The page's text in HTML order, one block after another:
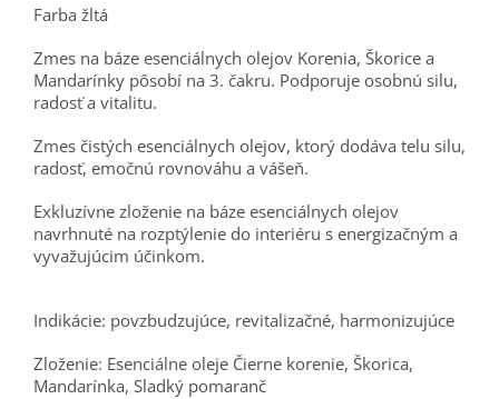
Farba žltá
Zmes na báze esenciálnych olejov Korenia, Škorice a
Mandarínky pôsobí na 3. čakru. Podporuje osobnú silu,
radosť a vitalitu.
Zmes čistých esenciálnych olejov, ktorý dodáva telu silu,
radosť, emočnú rovnováhu a vášeň.
Exkluzívne zloženie na báze esenciálnych olejov
navrhnuté na rozptýlenie do interiéru s energizačným a
vyvažujúcim účinkom.
Indikácie: povzbudzujúce, revitalizačné, harmonizujúce
Zloženie: Esenciálne oleje Čierne korenie, Škorica,
Mandarínka, Sladký pomaranč